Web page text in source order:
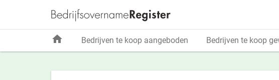
home Bedrijven te koop aangeboden Bedrijven te koop